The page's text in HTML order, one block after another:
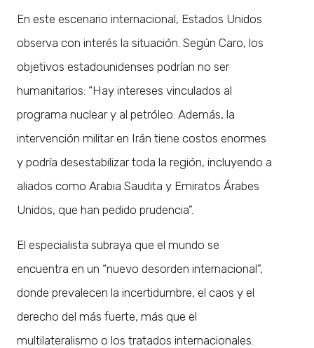
En este escenario internacional, Estados Unidos
observa con interés la situación. Según Caro, los
objetivos estadounidenses podrían no ser
humanitarios: “Hay intereses vinculados al
programa nuclear y al petróleo. Además, la
intervención militar en Irán tiene costos enormes
y podría desestabilizar toda la región, incluyendo a
aliados como Arabia Saudita y Emiratos Árabes
Unidos, que han pedido prudencia”.
El especialista subraya que el mundo se
encuentra en un “nuevo desorden internacional”,
donde prevalecen la incertidumbre, el caos y el
derecho del más fuerte, más que el
multilateralismo o los tratados internacionales.